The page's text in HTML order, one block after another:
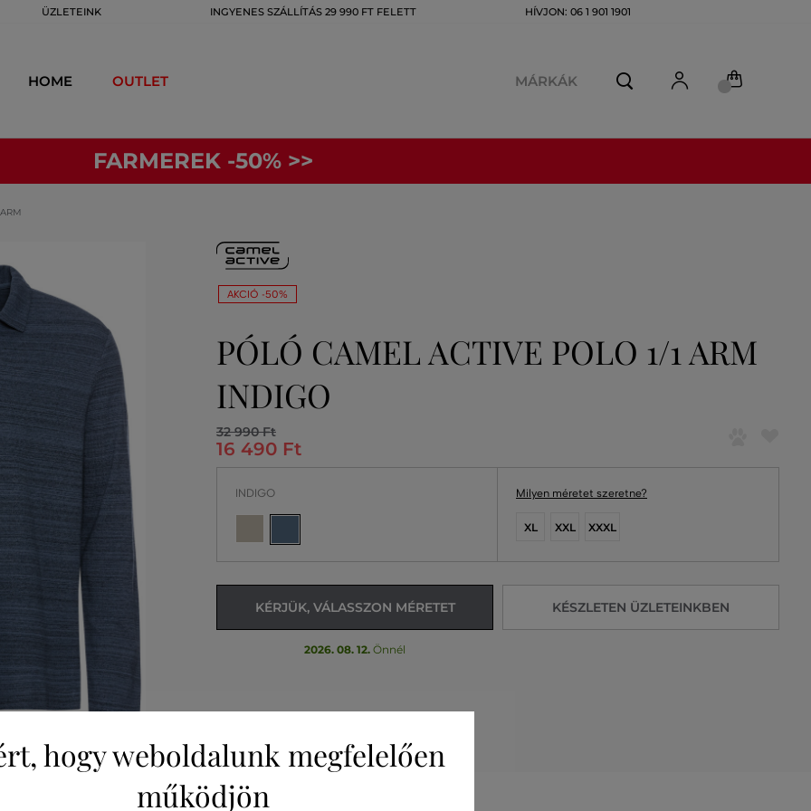
ÜZLETEINK INGYENES SZÁLLÍTÁS 29 990 FT FELETT HÍVJON: 06 1 901 1901
HOME OUTLET MÁRKÁK
FARMEREK -50% >>
AKCIÓ -50%
PÓLÓ CAMEL ACTIVE POLO 1/1 ARM
INDIGO
32 990 Ft
16 490 Ft
INDIGO Milyen méretet szeretne?
XL XXL XXXL
KÉRJÜK, VÁLASSZON MÉRETET
2026. 08. 12. Önnél
KÉSZLETEN ÜZLETEINKBEN
hogy weboldalunk megfelelően
működjön